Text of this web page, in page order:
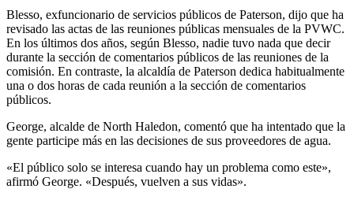
Blesso, exfuncionario de servicios públicos de Paterson, dijo que ha
revisado las actas de las reuniones públicas mensuales de la PVWC.
En los últimos dos años, según Blesso, nadie tuvo nada que decir
durante la sección de comentarios públicos de las reuniones de la
comisión. En contraste, la alcaldía de Paterson dedica habitualmente
una o dos horas de cada reunión a la sección de comentarios
públicos.
George, alcalde de North Haledon, comentó que ha intentado que la
gente participe más en las decisiones de sus proveedores de agua.
«El público solo se interesa cuando hay un problema como este»,
afirmó George. «Después, vuelven a sus vidas».